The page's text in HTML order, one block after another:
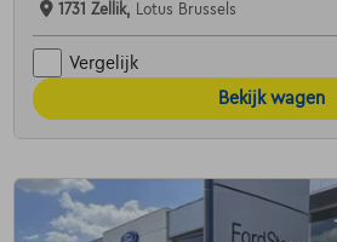
1731 Zellik, Lotus Brussels
Vergelijk
Bekijk wagen